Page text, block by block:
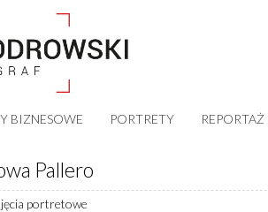
BIZNESOWE PORTRETY REPORTAŻ
Pallero
portretowe